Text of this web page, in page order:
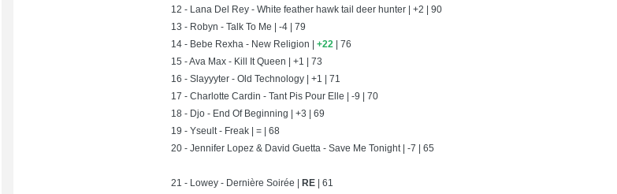
12 - Lana Del Rey - White feather hawk tail deer hunter | +2 | 90
13 - Robyn - Talk To Me | -4 | 79
14 - Bebe Rexha - New Religion | +22 | 76
15 - Ava Max - Kill It Queen | +1 | 73
16 - Slayyyter - Old Technology | +1 | 71
17 - Charlotte Cardin - Tant Pis Pour Elle | -9 | 70
18 - Djo - End Of Beginning | +3 | 69
19 - Yseult - Freak | = | 68
20 - Jennifer Lopez & David Guetta - Save Me Tonight | -7 | 65
21 - Lowey - Dernière Soirée | RE
| 61